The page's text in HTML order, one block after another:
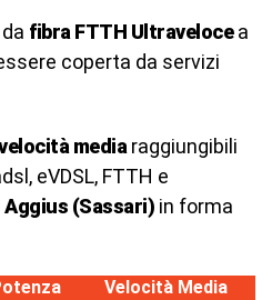
fibra FTTH Ultravelocea
coperta da servizi
media raggiungibili
eVDSL, FTTH e
Aggius (Sassari) in forma
Velocità Media